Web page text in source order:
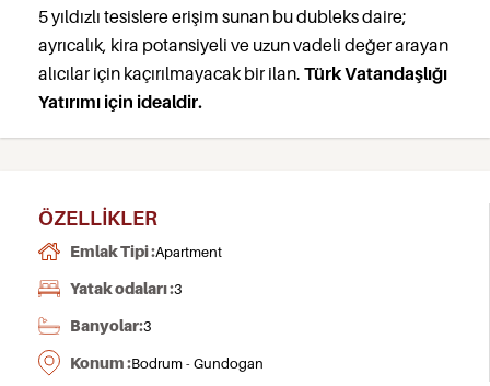
5 yıldızlı tesislere erişim sunan bu dubleks daire;
ayrıcalık, kira potansiyeli ve uzun vadeli değer arayan
alıcılar için kaçırılmayacak bir ilan. Türk Vatandaşlığı
Yatırımı için idealdir.
ÖZELLIKLER
Emlak Tipi :Apartment
Yatak odaları :3
Banyolar:3
Konum :Bodrum - Gundogan